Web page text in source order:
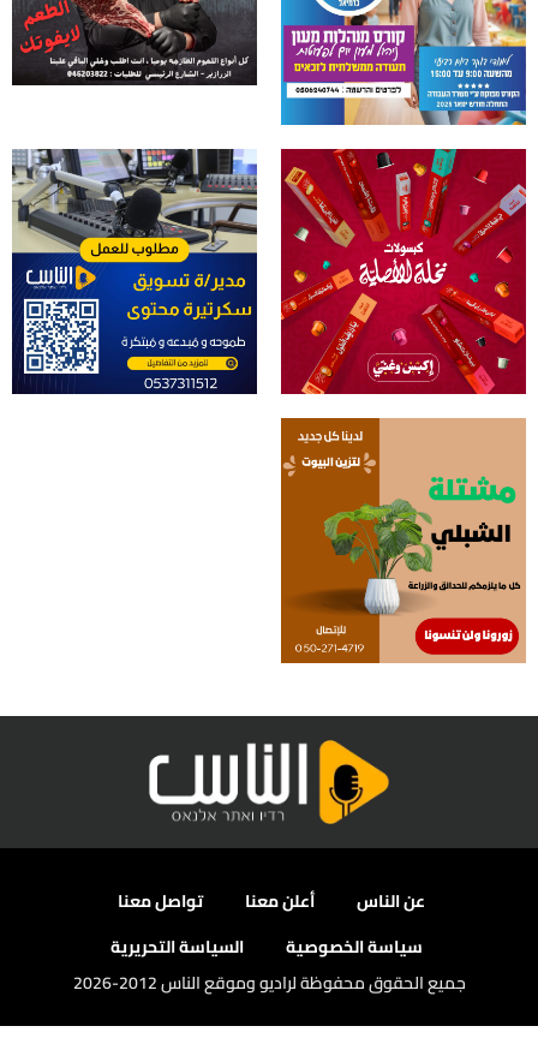
عن الناس أعلن معنا
تواصل معنا
سياسة الخصوصية
السياسة التحريرية
جميع الحقوق محفوظة لراديو وموقع الناس 2012-2026